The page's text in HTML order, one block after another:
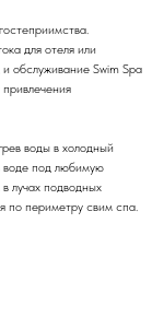
для отеля или
обслуживание Swim Spa
воды в холодный
воде под любимую
лучах подводных
по периметру свим спа.